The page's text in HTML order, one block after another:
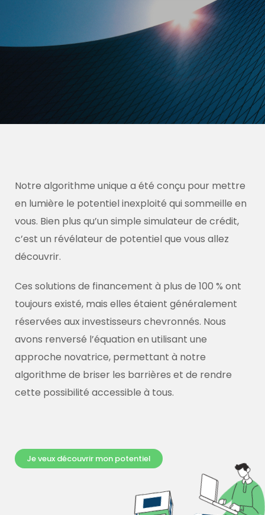
Notre algorithme unique a été conçu pour mettre
en lumière le potentiel inexploité qui sommeille en
vous. Bien plus qu’un simple simulateur de crédit,
c’est un révélateur de potentiel que vous allez
découvrir.
Ces solutions de financement à plus de 100 % ont
toujours existé, mais elles étaient généralement
réservées aux investisseurs chevronnés. Nous
avons renversé l’équation en utilisant une
approche novatrice, permettant à notre
algorithme de briser les barrières et de rendre
cette possibilité accessible à tous.
Je veux découvrir mon potentiel